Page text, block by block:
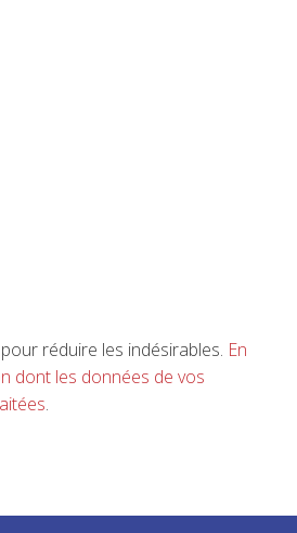
réduire les indésirables. En
dont les données de vos
.